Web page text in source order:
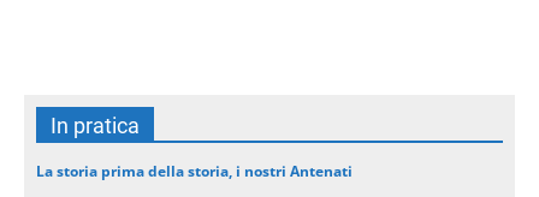
In pratica
La storia prima della storia, i nostri Antenati